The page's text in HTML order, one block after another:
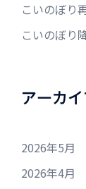
こいのぼり
こいのぼり
アーカ
2026年5月
2026年4月